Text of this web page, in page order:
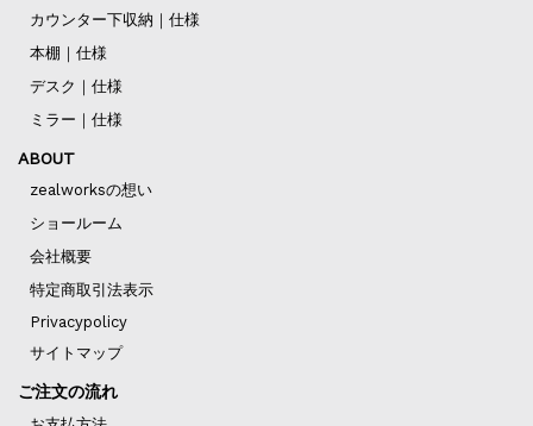
カウンター下収納｜仕様
本棚｜仕様
デスク｜仕様
ミラー｜仕様
ABOUT
zealworksの想い
ショールーム
会社概要
特定商取引法表示
Privacypolicy
サイトマップ
ご注文の流れ